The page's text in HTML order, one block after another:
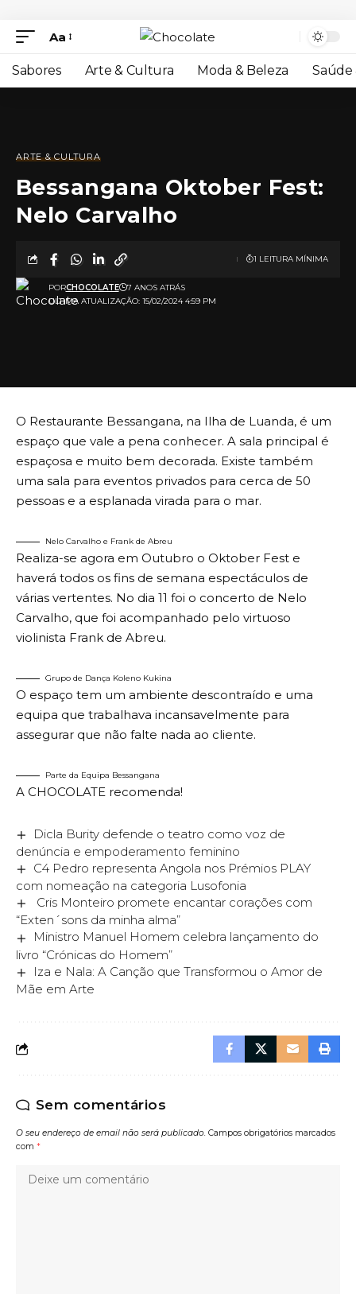
Aa
Sabores Arte & Cultura Moda & Beleza Saúde
ARTE & CULTURA
Bessangana Oktober Fest:
Nelo Carvalho
ULTIMA ATUALIZAÇÃO: 15/02/2024 4:59 PM
PORCHOCOLATE 7 ANOS ATRÁS
1 LEITURA MÍNIMA
O Restaurante Bessangana, na Ilha de Luanda, é um
espaço que vale a pena conhecer. A sala principal é
espaçosa e muito bem decorada. Existe também
uma sala para eventos privados para cerca de 50
pessoas e a esplanada virada para o mar.
Nelo Carvalho e Frank de Abreu
Realiza-se agora em Outubro o Oktober Fest e
haverá todos os fins de semana espectáculos de
várias vertentes. No dia 11 foi o concerto de Nelo
Carvalho, que foi acompanhado pelo virtuoso
violinista Frank de Abreu.
Grupo de Dança Koleno Kukina
O espaço tem um ambiente descontraído e uma
equipa que trabalhava incansavelmente para
assegurar que não falte nada ao cliente.
Parte da Equipa Bessangana
A CHOCOLATE recomenda!
Dicla Burity defende o teatro como voz de
denúncia e empoderamento feminino
C4 Pedro representa Angola nos Prémios PLAY
com nomeação na categoria Lusofonia
Cris Monteiro promete encantar corações com
“Exten´sons da minha alma”
Ministro Manuel Homem celebra lançamento do
livro “Crónicas do Homem”
Iza e Nala: A Canção que Transformou o Amor de
Mãe em Arte
Sem comentários
O seu endereço de email não será publicado. Campos obrigatórios marcados
com *